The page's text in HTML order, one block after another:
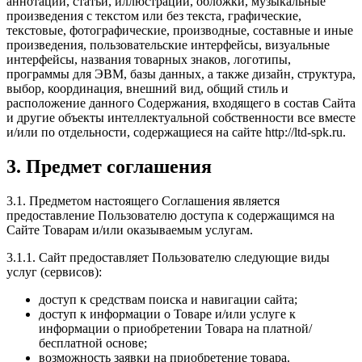
произведения с текстом или без текста, графические,
текстовые, фотографические, производные, составные и иные
произведения, пользовательские интерфейсы, визуальные
интерфейсы, названия товарных знаков, логотипы,
программы для ЭВМ, базы данных, а также дизайн, структура,
выбор, координация, внешний вид, общий стиль и
расположение данного Содержания, входящего в состав Сайта
и другие объекты интеллектуальной собственности все вместе
и/или по отдельности, содержащиеся на сайте http://ltd-spk.ru.
3. Предмет соглашения
3.1. Предметом настоящего Соглашения является
предоставление Пользователю доступа к содержащимся на
Сайте Товарам и/или оказываемым услугам.
3.1.1. Сайт предоставляет Пользователю следующие виды
услуг (сервисов):
доступ к средствам поиска и навигации сайта;
доступ к информации о Товаре и/или услуге к
информации о приобретении Товара на платной/
бесплатной основе;
возможность заявки на приобретение товара.